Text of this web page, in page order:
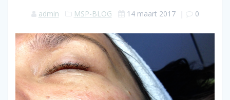
admin MSP-BLOG 14 maart 2017| 0